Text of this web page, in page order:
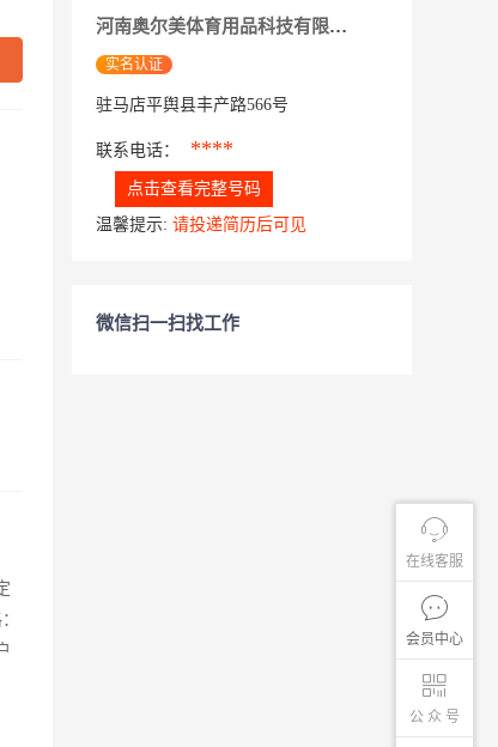
在线客服
会员中心
公 众 号
河南奥尔美体育用品科技有限公司
实名认证
驻马店平舆县丰产路566号
联系电话： ****
点击查看完整号码
温馨提示: 请投递简历后可见
微信扫一扫找工作